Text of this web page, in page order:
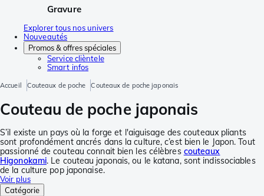
Gravure
Explorer tous nos univers
Nouveautés
Promos & offres spéciales
Service clièntele
Smart infos
Accueil Couteaux de poche Couteaux de poche japonais
Couteau de poche japonais
S’il existe un pays où la forge et l'aiguisage des couteaux pliants
sont profondément ancrés dans la culture, c’est bien le Japon. Tout
passionné de couteau connait bien les célèbres couteaux
Higonokami. Le couteau japonais, ou le katana, sont indissociables
de la culture pop japonaise.
Voir plus
Catégorie